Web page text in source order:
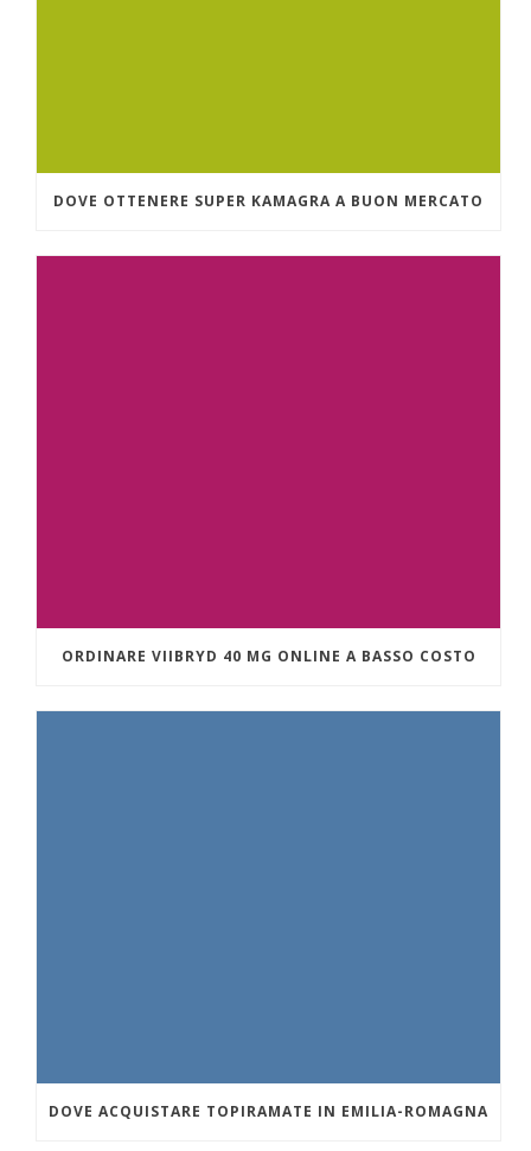
DOVE OTTENERE SUPER KAMAGRA A BUON MERCATO
ORDINARE VIIBRYD 40 MG ONLINE A BASSO COSTO
DOVE ACQUISTARE TOPIRAMATE IN EMILIA-ROMAGNA